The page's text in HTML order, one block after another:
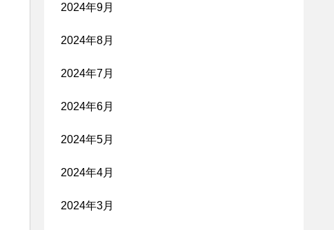
2024年9月
2024年8月
2024年7月
2024年6月
2024年5月
2024年4月
2024年3月